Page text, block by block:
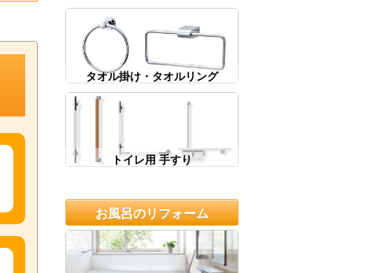
タオル掛け・タオルリング
トイレ用 手すり
お風呂のリフォーム